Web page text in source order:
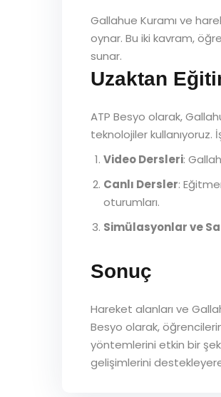
Gallahue Kuramı ve
oynar. Bu iki kavram,
sunar.
Uzaktan
ATP Besyo olarak,
teknolojiler
Video Dersleri:
Canlı Dersler:
oturumları.
Simülasyonlar ve
Sonuç
Hareket alanları ve
Besyo olarak,
yöntemlerini etkin bir
gelişimlerini